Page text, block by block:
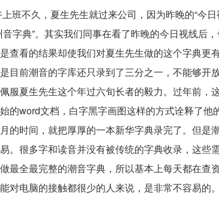
班不久，夏生先生就过来公司，因为昨晚的“今
音字典”。其实我们同事在看了昨晚的今日视线后
查看的结果却使我们对夏生先生做的这个字典更
目前潮音的字库还只录到了三分之一，不能够开
服夏生先生这个年过六旬长者的毅力。过年前，
的word文档，白字黑字画图这样的方式诠释了
的时间，就把厚厚的一本新华字典录完了。但是
。很多字和读音并没有被传统的字典收录，这些
最全最完整的潮音字典，所以基本上每天都在查
对电脑的接触都很少的人来说，是非常不容易的。